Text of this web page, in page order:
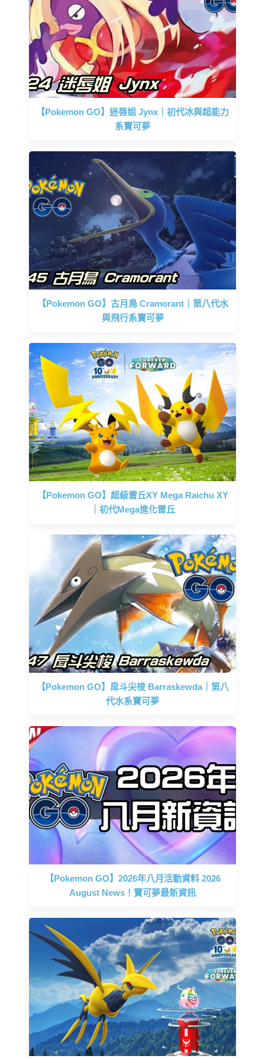
【Pokemon GO】迷唇姐 Jynx｜初代冰與超能力
系寶可夢
【Pokemon GO】古月鳥 Cramorant｜第八代水
與飛行系寶可夢
【Pokemon GO】超級雷丘XY Mega Raichu XY
｜初代Mega進化雷丘
【Pokemon GO】戽斗尖梭 Barraskewda｜第八
代水系寶可夢
【Pokemon GO】2026年八月活動資料 2026
August News！寶可夢最新資訊